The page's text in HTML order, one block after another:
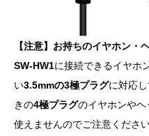
【注意】お持ちのイヤホン・
SW-HW1に接続できるイヤホ
い3.5mmの3極プラグに対応し
きの4極プラグのイヤホンやヘ
使えませんのでご注意くださ